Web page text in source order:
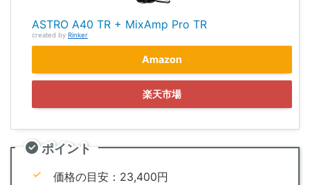
ASTRO A40 TR + MixAmp Pro TR
created by Rinker
Amazon
楽天市場
ポイント
価格の目安：23,400円